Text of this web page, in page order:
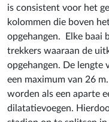
is consistent voor het
kolommen die boven
opgehangen. Elke baai
trekkers waaraan de
opgehangen. De lengte
een maximum van 26
worden als een aparte
dilatatievoegen.